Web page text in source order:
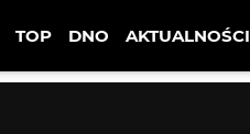
TOP DNO AKTUALNOŚCI